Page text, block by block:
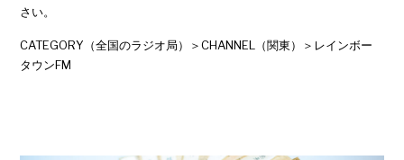
さい。
CATEGORY（全国のラジオ局）＞CHANNEL（関東）＞レインボー
タウンFM